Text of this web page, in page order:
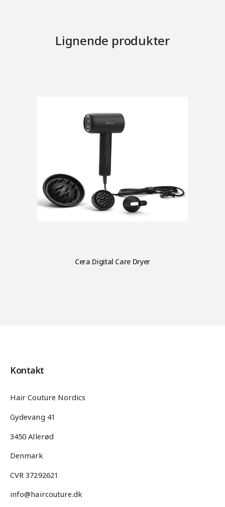
Lignende produkter
Cera Digital Care Dryer
Kontakt
Hair Couture Nordics
Gydevang 41
3450 Allerød
Denmark
CVR 37292621
info@haircouture.dk